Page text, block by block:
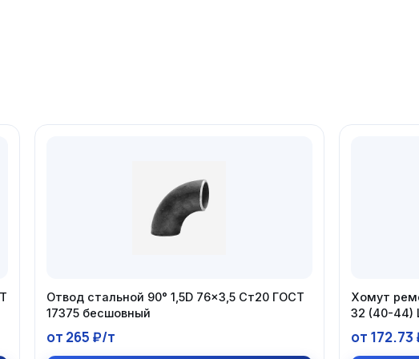
Отвод стальной 90° 1,5D 76×3,5 Ст20 ГОСТ
17375 бесшовный
от 265 ₽/т
Хомут
32 (40-44)
от 172.73